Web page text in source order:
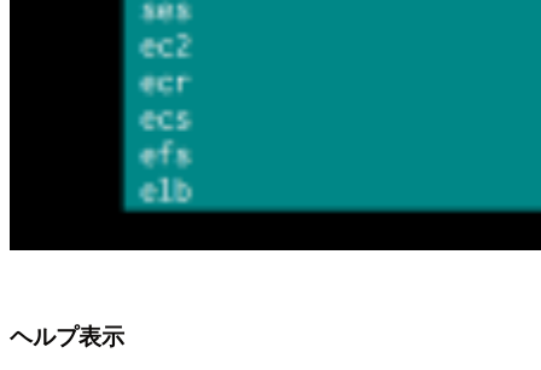
ヘルプ表示